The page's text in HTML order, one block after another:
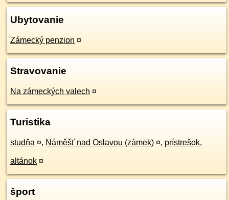
Ubytovanie
Zámecký penzion ¤
Stravovanie
Na zámeckých valech ¤
Turistika
studňa ¤, Náměšť nad Oslavou (zámek) ¤, prístrešok,
altánok ¤
šport